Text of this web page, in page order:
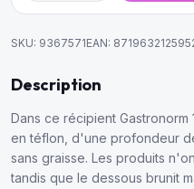
SKU: 9367571EAN:
Description
Dans ce récipient
en téflon, d'une profondeur
sans graisse. Les produits
tandis que le dessous brunit